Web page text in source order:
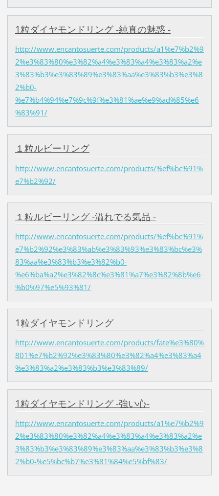
1粒ダイヤモンドリング -純真の魅惑 -
http://www.encantosuerte.com/products/a1%e7%b2%9
2%e3%83%80%e3%82%a4%e3%83%a4%e3%83%a2%e
3%83%b3%e3%83%89%e3%83%aa%e3%83%b3%e3%8
2%b0-
%e7%b4%94%e7%9c%9f%e3%81%ae%e9%ad%85%e6
%83%91/
１粒ルビーリング
http://www.encantosuerte.com/products/%ef%bc%91%
e7%b2%92/
１粒ルビーリング -溢れでる気品 -
http://www.encantosuerte.com/products/%ef%bc%91%
e7%b2%92%e3%83%ab%e3%83%93%e3%83%bc%e3%
83%aa%e3%83%b3%e3%82%b0-
%e6%ba%a2%e3%82%8c%e3%81%a7%e3%82%8b%e6
%b0%97%e5%93%81/
1粒ダイヤモンドリング
http://www.encantosuerte.com/products/fate%e3%80%
801%e7%b2%92%e3%83%80%e3%82%a4%e3%83%a4
%e3%83%a2%e3%83%b3%e3%83%89/
1粒ダイヤモンドリング -強い心-
http://www.encantosuerte.com/products/a1%e7%b2%9
2%e3%83%80%e3%82%a4%e3%83%a4%e3%83%a2%e
3%83%b3%e3%83%89%e3%83%aa%e3%83%b3%e3%8
2%b0-%e5%bc%b7%e3%81%84%e5%bf%83/